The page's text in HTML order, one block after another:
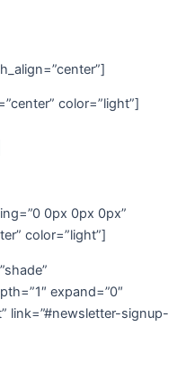
color=”light”]
0px 0px 0px”
color=”light”]
expand=”0″
link=”#newsletter-signup-